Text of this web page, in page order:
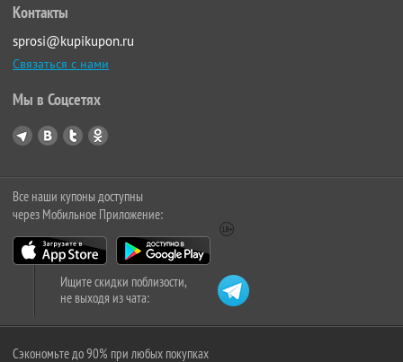
Контакты
sprosi@kupikupon.ru
Связаться с нами
Мы в Соцсетях
Все наши купоны доступны
через Мобильное Приложение:
Ищите скидки поблизости,
не выходя из чата:
Сэкономьте до 90% при любых покупках